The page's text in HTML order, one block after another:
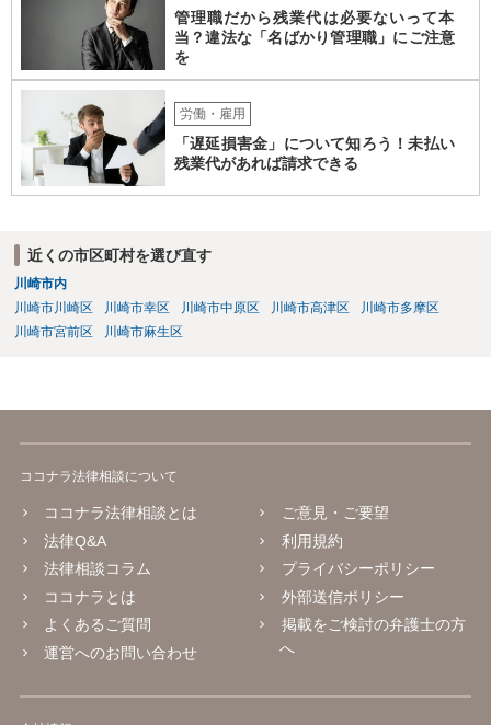
度、雇用契約書や就業規則などを持参の上、弁護士に直接相談されて
みてはいかがでしょうか。
管理職だから残業代は必要ないって本
当？違法な「名ばかり管理職」にご注意
を
労働・雇用
「遅延損害金」について知ろう！未払い
残業代があれば請求できる
近くの市区町村を選び直す
川崎市内
川崎市川崎区
川崎市幸区 川崎市中原区 川崎市高津区
川崎市多摩区
川崎市宮前区
川崎市麻生区
ココナラ法律相談について
ココナラ法律相談とは
法律Q&A
法律相談コラム
ココナラとは
よくあるご質問
運営へのお問い合わせ
ご意見・ご要望
利用規約
プライバシーポリシー
外部送信ポリシー
掲載をご検討の弁護士の方
へ